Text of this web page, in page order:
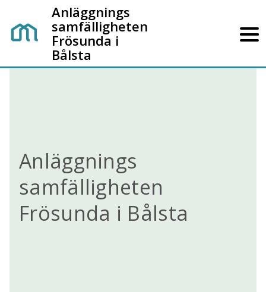
Anläggnings
samfälligheten
Frösunda i
Bålsta
Anläggnings
samfälligheten
Frösunda i Bålsta